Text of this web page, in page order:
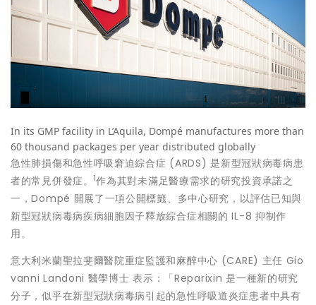
In its GMP facility in L’Aquila, Dompé manufactures more than
60 thousand packages per year distributed globally
急性肺損傷和急性呼吸窘迫綜合症 (ARDS) 是新型冠狀病毒病患
者的常見併發症。
1作為其對未滿足醫療需求的研究投資承諾之
一，Dompé 開展了一項公開標籤、多中心研究，以評估已知與
新型冠狀病毒病疾病細胞因子釋放綜合症相關的 IL-8 抑制作
用。
意大利米蘭聖拉斐爾醫院重症監護和麻醉中心 (CARE) 主任 Gio
vanni Landoni 醫學博士 表示：「Reparixin 是一種新的研究
分子，似乎在新型冠狀病毒病引起的急性呼吸道炎症患者中具有